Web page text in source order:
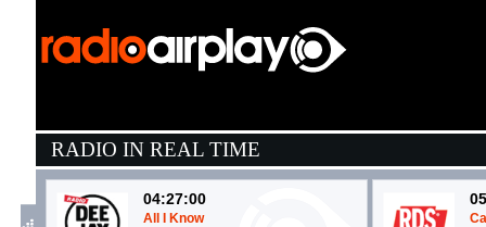
RADIO IN REAL TIME
04:27:00
All I Know